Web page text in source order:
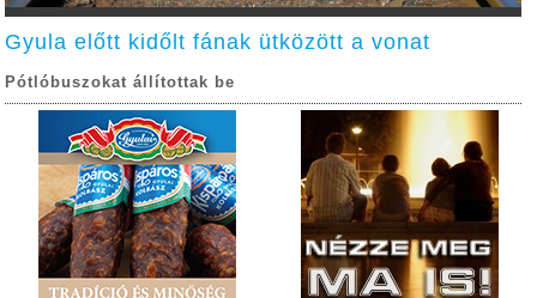
Gyula előtt kidőlt fának ütközött a vonat
Pótlóbuszokat állítottak be